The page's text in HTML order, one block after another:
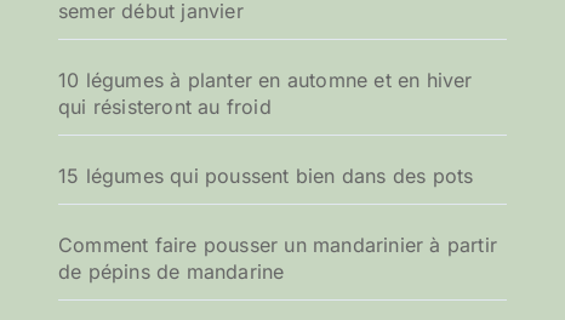
semer début janvier
10 légumes à planter en automne et en hiver
qui résisteront au froid
15 légumes qui poussent bien dans des pots
Comment faire pousser un mandarinier à partir
de pépins de mandarine